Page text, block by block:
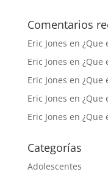
Comentarios
Eric Jones en ¿Que
Eric Jones en ¿Que
Eric Jones en ¿Que
Eric Jones en ¿Que
Eric Jones en ¿Que
Categorías
Adolescentes